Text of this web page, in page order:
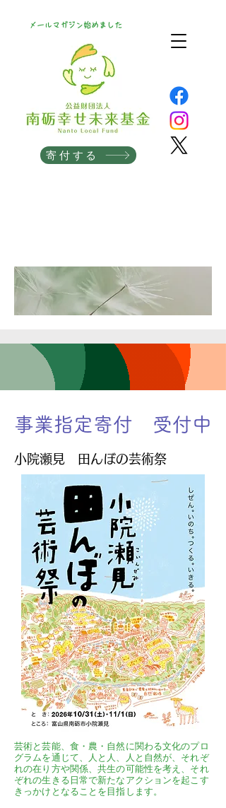
寄付する
メールマガジン始めました
事業指定寄付 受付中
​小院瀬見 田んぼの芸術祭
芸術と芸能、食・農・自然に関わる文化のプロ
グラムを通じて、人と人、人と自然が、それぞ
れの在り方や関係、共生の可能性を考え、それ
ぞれの生きる日常で新たなアクションを起こす
きっかけとなることを目指します。